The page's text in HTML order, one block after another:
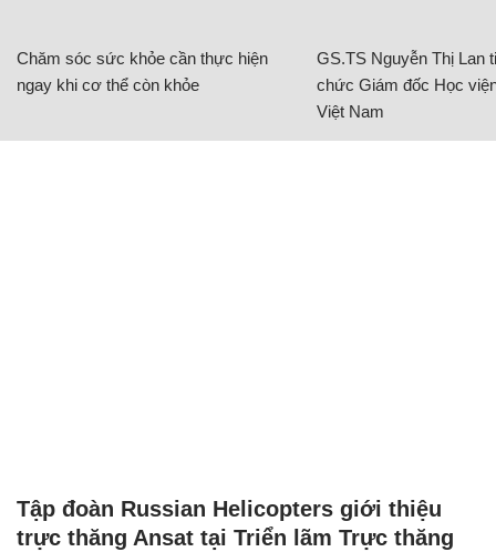
Chăm sóc sức khỏe cần thực hiện
ngay khi cơ thể còn khỏe
GS.TS Nguyễn Thị Lan
chức Giám đốc Học
Việt Nam
Tập đoàn Russian Helicopters giới thiệu
trực thăng Ansat tại Triển lãm Trực thăng